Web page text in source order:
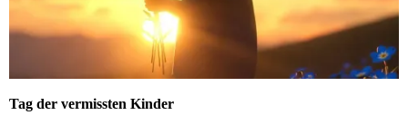
Tag der vermissten Kinder